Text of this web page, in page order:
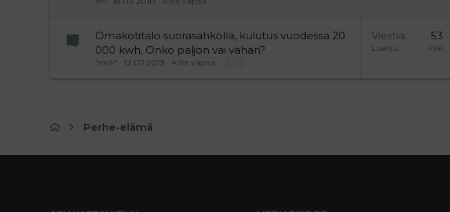
Omakotitalo suorasähköllä, kulutus vuodessa 20
000 kwh. Onko paljon vai vähän?
"nelli" 12.07.2013 Aihe vapaa
Viestiä 53
Luettu 49K
Perhe-elämä